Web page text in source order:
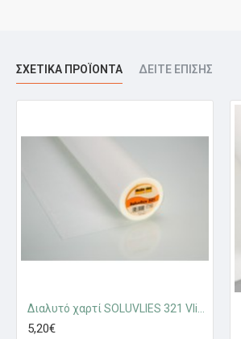
ΣΧΕΤΙΚΆ ΠΡΟΪΌΝΤΑ ΔΕΊΤΕ ΕΠΊΣΗΣ
5,20€